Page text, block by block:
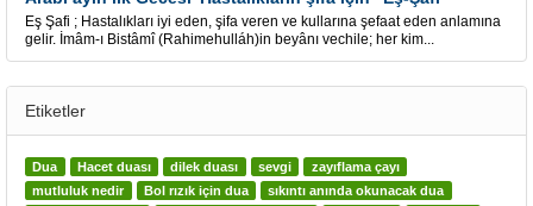
Eş Şafi ; Hastalıkları iyi eden, şifa veren ve kullarına şefaat eden anlamına
gelir. İmâm-ı Bistâmî (Rahimehulláh)in beyânı vechile; her kim...
Etiketler
Dua Hacet duası dilek duası sevgi
zayıflama çayı
mutluluk nedir
Bol rızık için dua sıkıntı anında okunacak dua